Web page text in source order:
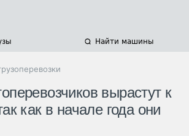
Найти машины
вырастут к
как в начале года они